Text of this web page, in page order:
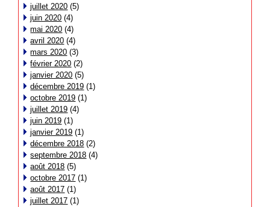
juillet 2020 (5)
juin 2020 (4)
mai 2020 (4)
avril 2020 (4)
mars 2020 (3)
février 2020 (2)
janvier 2020 (5)
décembre 2019 (1)
octobre 2019 (1)
juillet 2019 (4)
juin 2019 (1)
janvier 2019 (1)
décembre 2018 (2)
septembre 2018 (4)
août 2018 (5)
octobre 2017 (1)
août 2017 (1)
juillet 2017 (1)